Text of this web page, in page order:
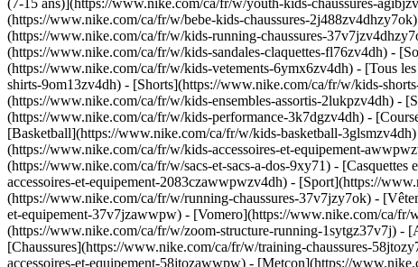
(7-15 ans)](https://www.nike.com/ca/fr/w/youth-kids-chaussures-
(https://www.nike.com/ca/fr/w/bebe-kids-chaussures-
(https://www.nike.com/ca/fr/w/kids-running-chaussures-
(https://www.nike.com/ca/fr/w/kids-sandales-claquettes-fl76zv4dh) -
(https://www.nike.com/ca/fr/w/kids-vetements-6ymx6zv4dh) - [Tous
shirts-9om13zv4dh) - [Shorts](https://www.nike.com/ca/fr/w/kids-
(https://www.nike.com/ca/fr/w/kids-ensembles-assortis-2lukpzv4dh) -
(https://www.nike.com/ca/fr/w/kids-performance-3k7dgzv4dh) -
[Basketball](https://www.nike.com/ca/fr/w/kids-basketball-3glsmzv4dh)
(https://www.nike.com/ca/fr/w/kids-accessoires-et-equipement-
(https://www.nike.com/ca/fr/w/sacs-et-sacs-a-dos-9xy71) -
accessoires-et-equipement-2083czawwpwzv4dh) - [Sport](https://
(https://www.nike.com/ca/fr/w/running-chaussures-37v7jzy7ok) -
et-equipement-37v7jzawwpw) - [Vomero](https://www.nike.com/ca/
(https://www.nike.com/ca/fr/w/zoom-structure-running-1sytgz37v7j)
[Chaussures](https://www.nike.com/ca/fr/w/training-chaussures-
accessoires-et-equipement-58jtozawwpw) - [Metcon](https://